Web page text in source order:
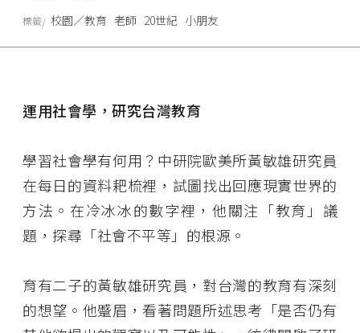
運用社會學，研究台灣教育
學習社會學有何用？中研院歐美所黃敏雄研究員
在每日的資料耙梳裡，試圖找出回應現實世界的
方法。在冷冰冰的數字裡，他關注「教育」議
題，探尋「社會不平等」的根源。
育有二子的黃敏雄研究員，對台灣的教育有深刻
的想望。他蹙眉，看著問題所述思考「是否仍有
標籤 校園／教育 老師 20世紀 小朋友